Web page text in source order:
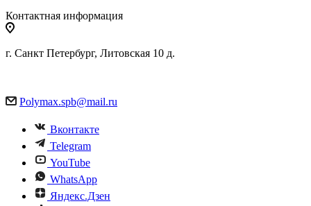
Контактная информация
г. Санкт Петербург, Литовская 10 д.
Polymax.spb@mail.ru
Вконтакте
Telegram
YouTube
WhatsApp
Яндекс.Дзен